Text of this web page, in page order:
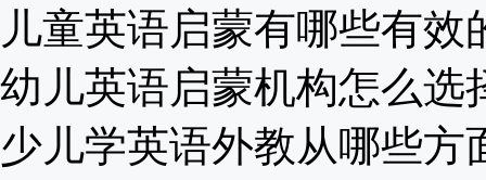
儿童英语启蒙有哪些有效
幼儿英语启蒙机构怎么选
少儿学英语外教从哪些方